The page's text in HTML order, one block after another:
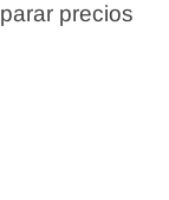
precios